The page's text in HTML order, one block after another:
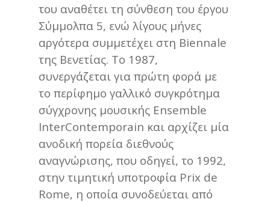
του αναθέτει τη σύνθεση του έργου
Σύμμολπα 5, ενώ λίγους μήνες
αργότερα συμμετέχει στη Biennale
της Βενετίας. Το 1987,
συνεργάζεται για πρώτη φορά με
το περίφημο γαλλικό συγκρότημα
σύγχρονης μουσικής Ensemble
InterContemporain και αρχίζει μία
ανοδική πορεία διεθνούς
αναγνώρισης, που οδηγεί, το 1992,
στην τιμητική υποτροφία Prix de
Rome, η οποία συνοδεύεται από